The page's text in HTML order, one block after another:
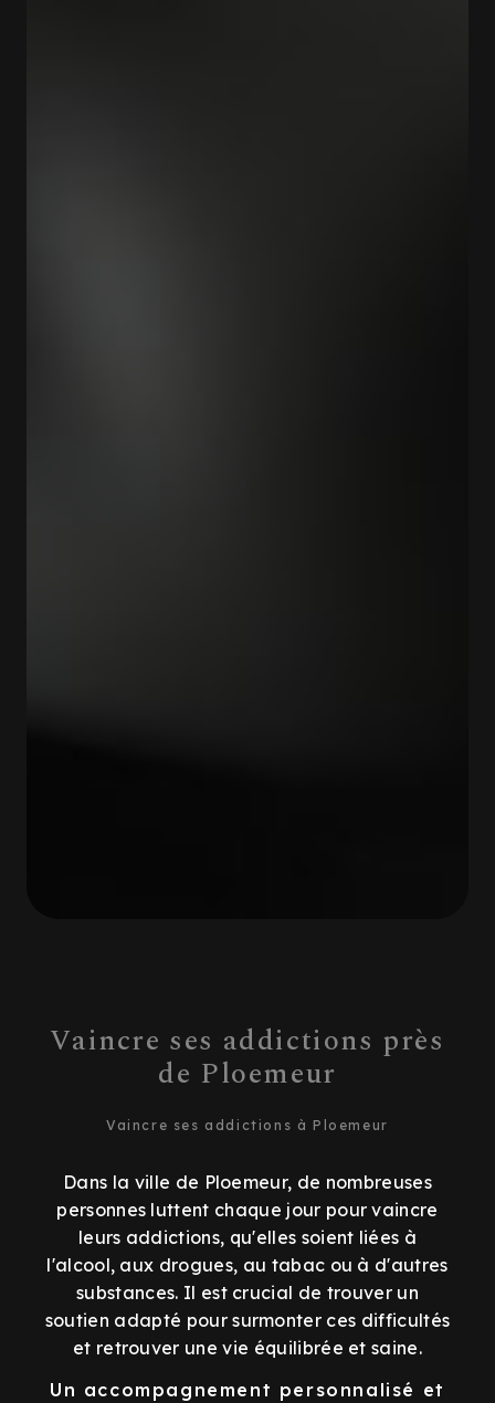
Vaincre ses addictions près
de Ploemeur
Vaincre ses addictions à Ploemeur
Dans la ville de Ploemeur, de nombreuses
personnes luttent chaque jour pour vaincre
leurs addictions, qu'elles soient liées à
l'alcool, aux drogues, au tabac ou à d'autres
substances. Il est crucial de trouver un
soutien adapté pour surmonter ces difficultés
et retrouver une vie équilibrée et saine.
Un accompagnement personnalisé et